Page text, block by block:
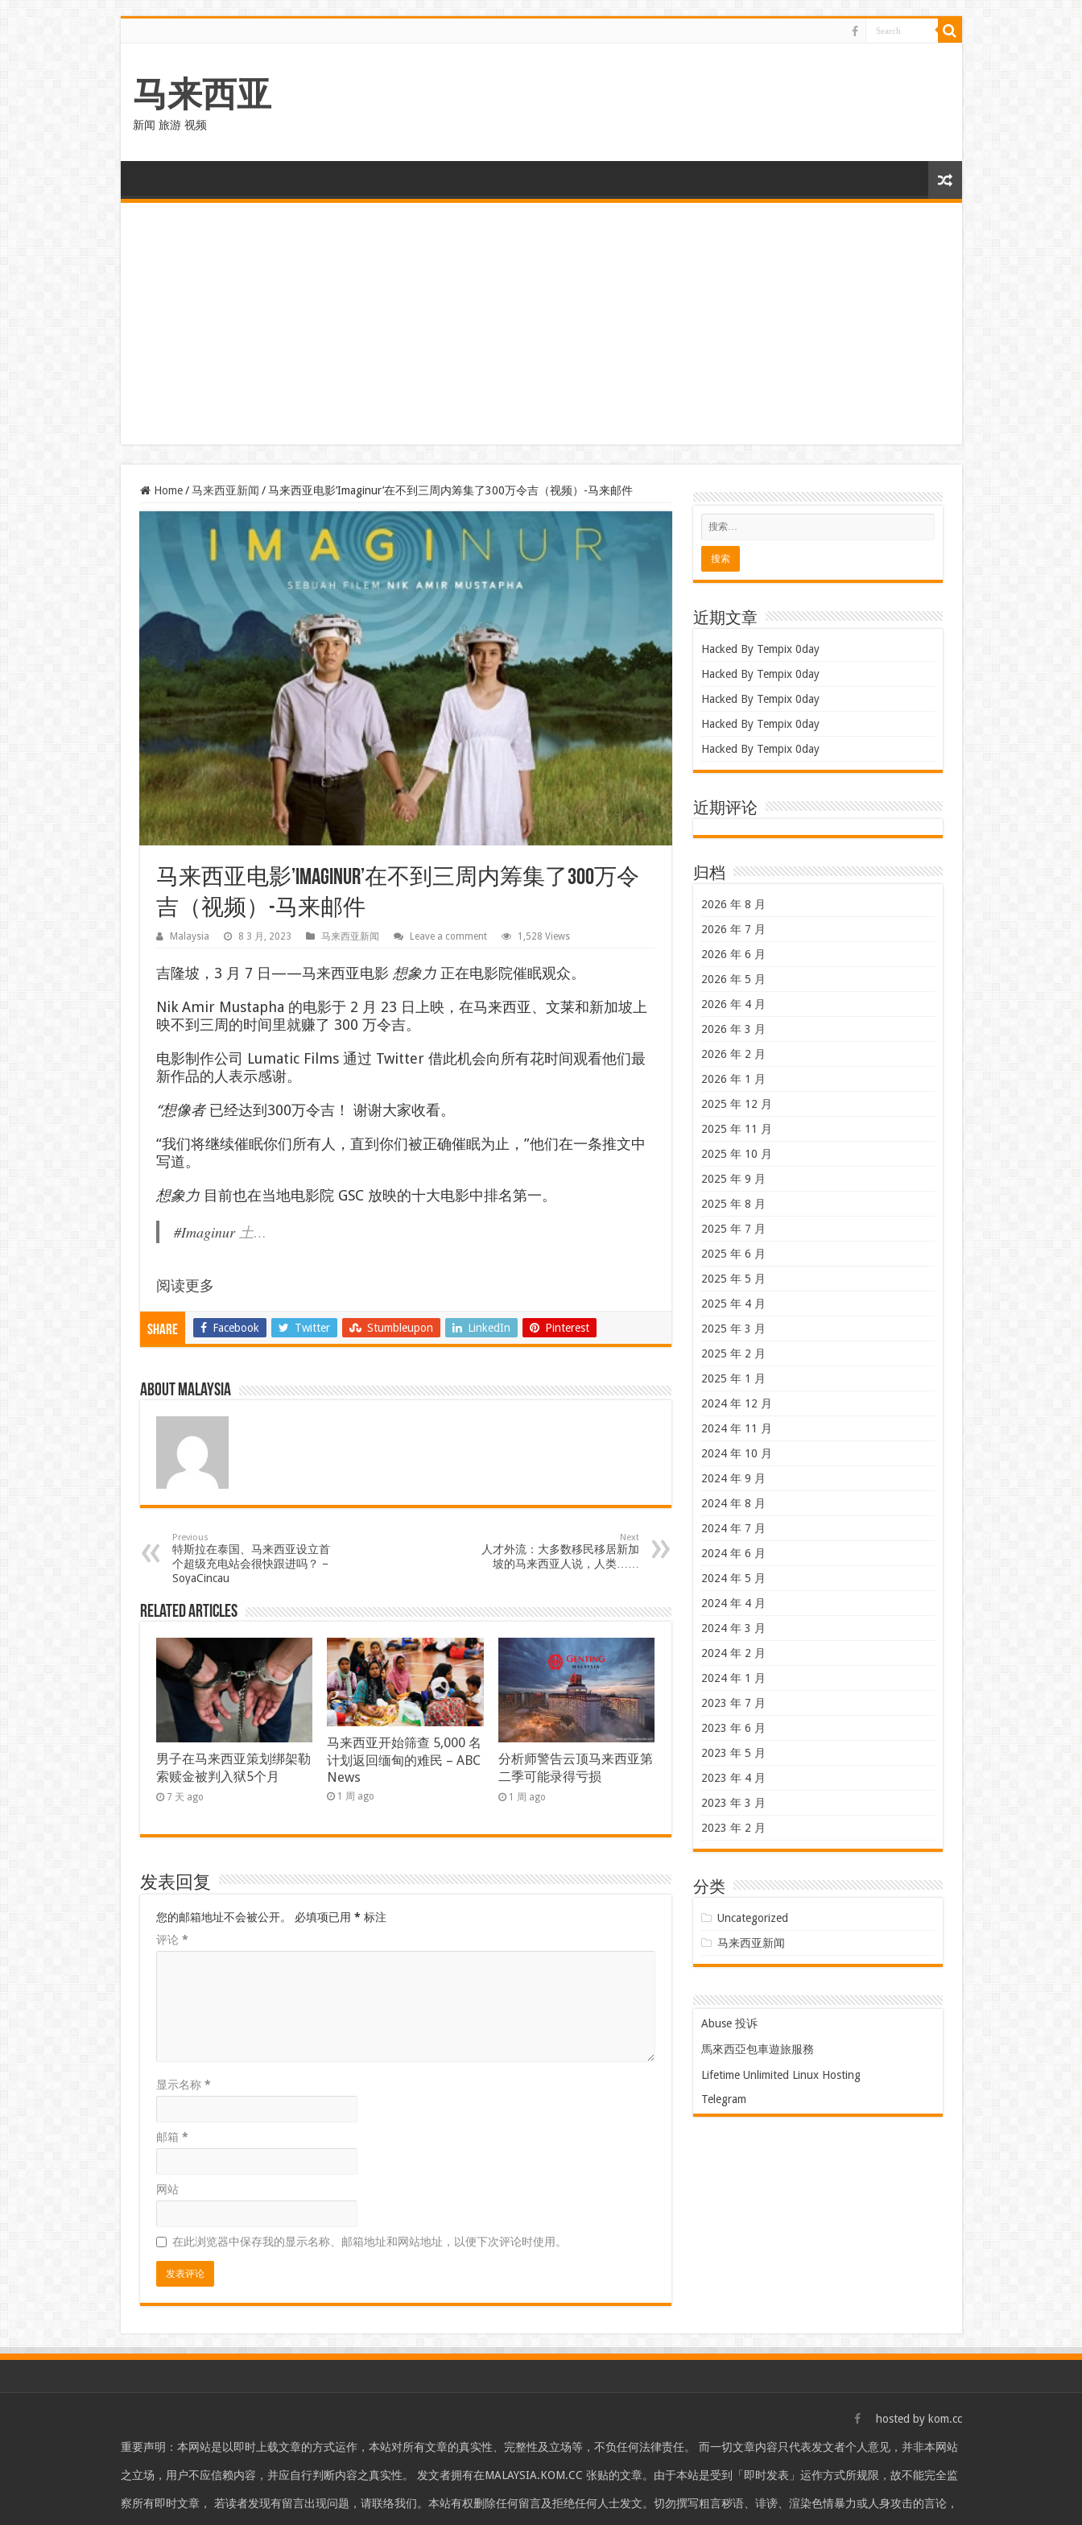
马来西亚
新闻 旅游 视频
Home / 马来西亚新闻 / 马来西亚电影’Imaginur’在不到三周内筹集了300万令吉（视频）-马来邮件
马来西亚电影’Imaginur’在不到三周内筹集了300万令
吉（视频）-马来邮件
Malaysia 8 3 月, 2023 马来西亚新闻 Leave a comment 1,528 Views
吉隆坡，3 月 7 日——马来西亚电影 想象力正在电影院催眠观众。
Nik Amir Mustapha 的电影于 2 月 23 日上映，在马来西亚、文莱和新加坡上
映不到三周的时间里就赚了 300 万令吉。
电影制作公司 Lumatic Films 通过 Twitter 借此机会向所有花时间观看他们最
新作品的人表示感谢。
“想像者已经达到300万令吉！ 谢谢大家收看。
“我们将继续催眠你们所有人，直到你们被正确催眠为止，”他们在一条推文中
写道。
想象力目前也在当地电影院 GSC 放映的十大电影中排名第一。
#Imaginur土…
阅读更多
Share Facebook Twitter Stumbleupon LinkedIn Pinterest
About Malaysia
Previous
特斯拉在泰国、马来西亚设立首
个超级充电站会很快跟进吗？ –
SoyaCincau
Next
人才外流：大多数移民移居新加
坡的马来西亚人说，人类……
Related Articles
男子在马来西亚策划绑架勒
索赎金被判入狱5个月
7 天 ago
马来西亚开始筛查 5,000 名
计划返回缅甸的难民 – ABC
News
1 周 ago
分析师警告云顶马来西亚第
二季可能录得亏损
1 周 ago
发表回复
您的邮箱地址不会被公开。 必填项已用 * 标注
评论 *
显示名称 *
邮箱 *
网站
在此浏览器中保存我的显示名称、邮箱地址和网站地址，以便下次评论时使用。
近期文章
Hacked By Tempix 0day
Hacked By Tempix 0day
Hacked By Tempix 0day
Hacked By Tempix 0day
Hacked By Tempix 0day
近期评论
归档
2026 年 8 月
2026 年 7 月
2026 年 6 月
2026 年 5 月
2026 年 4 月
2026 年 3 月
2026 年 2 月
2026 年 1 月
2025 年 12 月
2025 年 11 月
2025 年 10 月
2025 年 9 月
2025 年 8 月
2025 年 7 月
2025 年 6 月
2025 年 5 月
2025 年 4 月
2025 年 3 月
2025 年 2 月
2025 年 1 月
2024 年 12 月
2024 年 11 月
2024 年 10 月
2024 年 9 月
2024 年 8 月
2024 年 7 月
2024 年 6 月
2024 年 5 月
2024 年 4 月
2024 年 3 月
2024 年 2 月
2024 年 1 月
2023 年 7 月
2023 年 6 月
2023 年 5 月
2023 年 4 月
2023 年 3 月
2023 年 2 月
分类
Uncategorized
马来西亚新闻
Abuse 投诉
馬來西亞包車遊旅服務
Lifetime Unlimited Linux Hosting
Telegram
hosted by kom.cc
重要声明：本网站是以即时上载文章的方式运作，本站对所有文章的真实性、完整性及立场等，不负任何法律责任。 而一切文章内容只代表发文者个人意见，并非本网站
之立场，用户不应信赖内容，并应自行判断内容之真实性。 发文者拥有在MALAYSIA.KOM.CC 张贴的文章。由于本站是受到「即时发表」运作方式所规限，故不能完全监
察所有即时文章， 若读者发现有留言出现问题，请联络我们。本站有权删除任何留言及拒绝任何人士发文。切勿撰写粗言秽语、诽谤、渲染色情暴力或人身攻击的言论，